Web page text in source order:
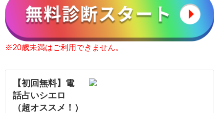
※20歳未満はご利用できません。
【初回無料】電
話占いシエロ
（超オススメ！）